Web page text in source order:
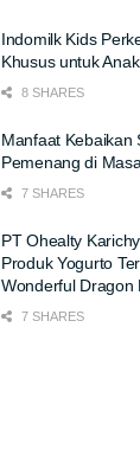
Indomilk Kids
Khusus untuk Anak
8 SHARES
Manfaat Kebaikan
Pemenang di
7 SHARES
PT Ohealty
Produk Yogurto
Wonderful Dragon
7 SHARES